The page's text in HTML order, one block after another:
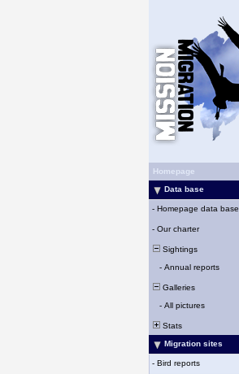
Homepage
Data base
- Homepage data base
- Our charter
Sightings
- Annual reports
Galleries
- All pictures
Stats
Migration sites
- Bird reports